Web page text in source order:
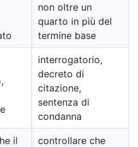
non oltre un
quarto in più del
termine base
interrogatorio,
decreto di
citazione,
sentenza di
condanna
il
controllare che